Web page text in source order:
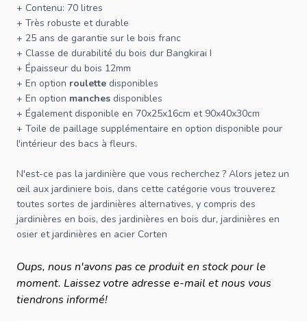
+ Contenu: 70 litres
+ Très robuste et durable
+ 25 ans de garantie sur le bois franc
+ Classe de durabilité du bois dur Bangkirai I
+ Épaisseur du bois 12mm
+ En option roulette disponibles
+ En option manches disponibles
+ Également disponible en 70x25x16cm et 90x40x30cm
+ Toile de paillage supplémentaire en option disponible pour
l'intérieur des bacs à fleurs.
N'est-ce pas la jardinière que vous recherchez ? Alors jetez un
œil aux jardiniere bois, dans cette catégorie vous trouverez
toutes sortes de jardinières alternatives, y compris des
jardinières en bois, des jardinières en bois dur, jardinières en
osier etjardinières en acier Corten
Oups, nous n'avons pas ce produit en stock pour le
moment. Laissez votre adresse e-mail et nous vous
tiendrons informé!